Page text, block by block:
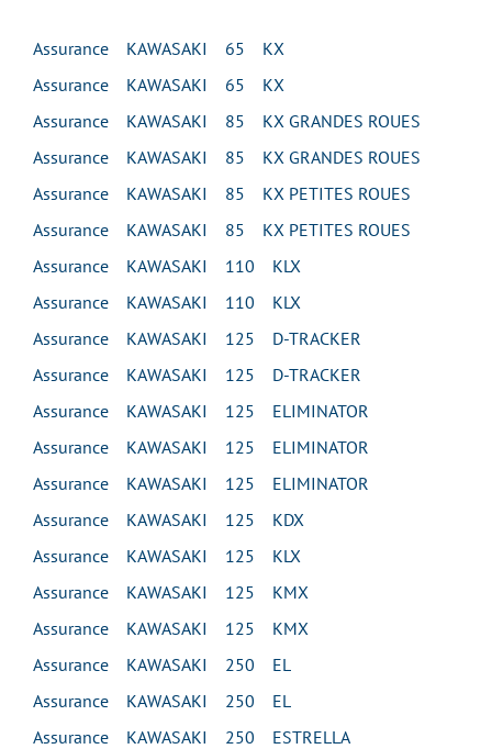
Assurance KAWASAKI 65 KX
Assurance KAWASAKI 65 KX
Assurance KAWASAKI 85 KX GRANDES ROUES
Assurance KAWASAKI 85 KX GRANDES ROUES
Assurance KAWASAKI 85 KX PETITES ROUES
Assurance KAWASAKI 85 KX PETITES ROUES
Assurance KAWASAKI 110 KLX
Assurance KAWASAKI 110 KLX
Assurance KAWASAKI 125 D-TRACKER
Assurance KAWASAKI 125 D-TRACKER
Assurance KAWASAKI 125 ELIMINATOR
Assurance KAWASAKI 125 ELIMINATOR
Assurance KAWASAKI 125 ELIMINATOR
Assurance KAWASAKI 125 KDX
Assurance KAWASAKI 125 KLX
Assurance KAWASAKI 125 KMX
Assurance KAWASAKI 125 KMX
Assurance KAWASAKI 250 EL
Assurance KAWASAKI 250 EL
Assurance KAWASAKI 250 ESTRELLA